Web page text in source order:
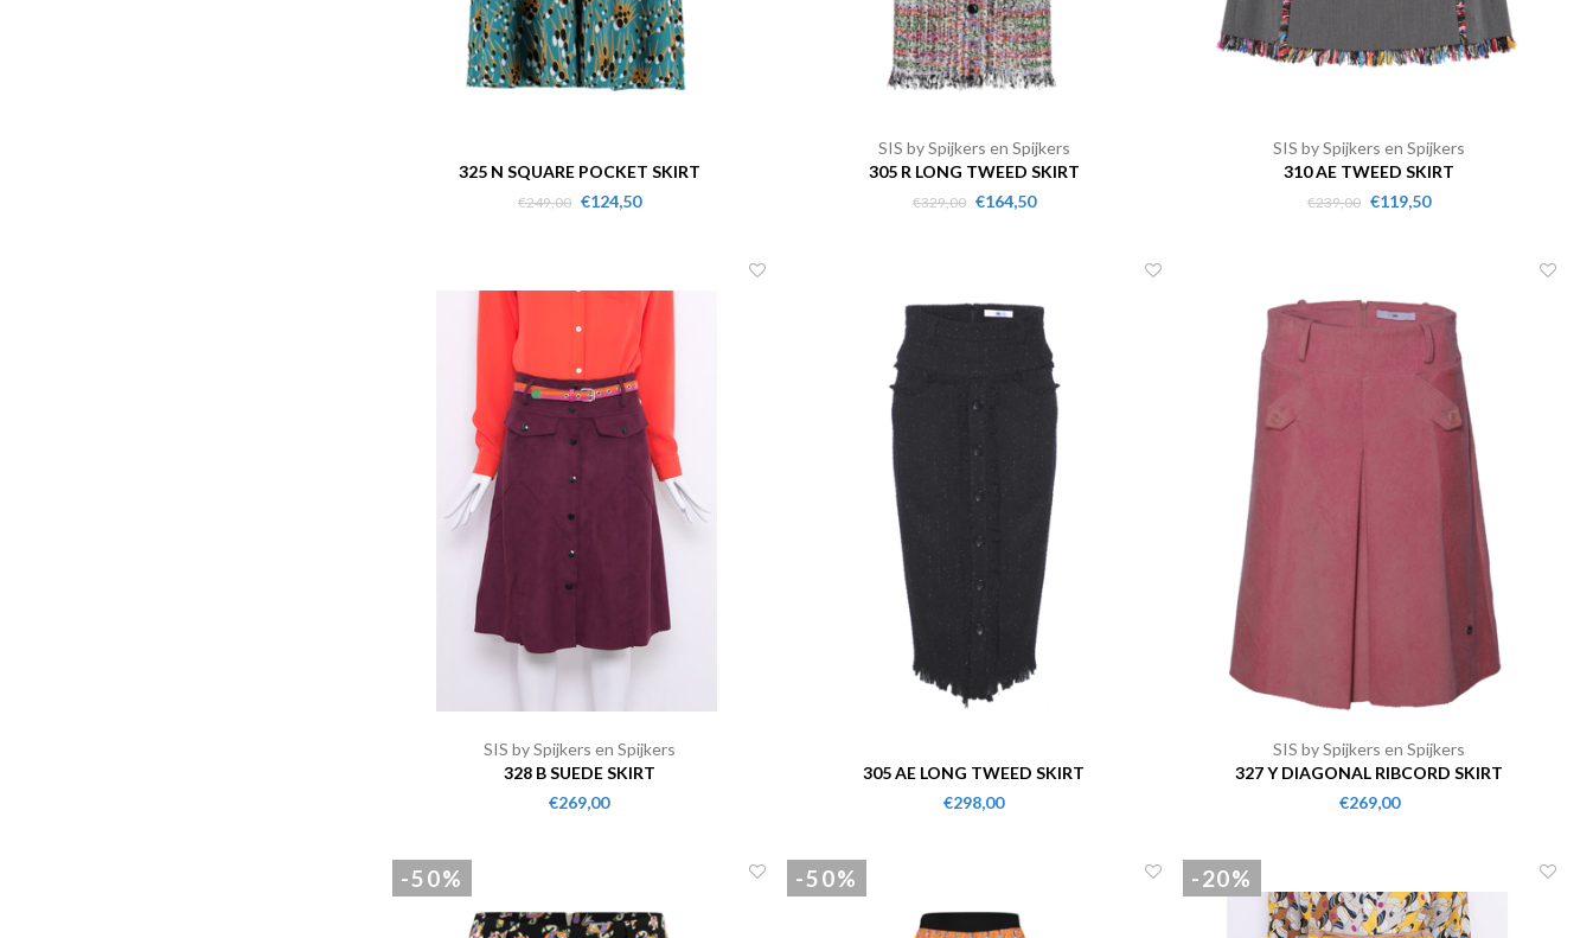
325 N SQUARE POCKET SKIRT
€249,00 €124,50
SIS by Spijkers en Spijkers
305 R LONG TWEED SKIRT
€329,00 €164,50
SIS by Spijkers en Spijkers
310 AE TWEED SKIRT
€239,00 €119,50
SIS by Spijkers en Spijkers
328 B SUEDE SKIRT
€269,00
305 AE LONG TWEED SKIRT
€298,00
SIS by Spijkers en Spijkers
327 Y DIAGONAL RIBCORD SKIRT
€269,00
-50% -50% -20%